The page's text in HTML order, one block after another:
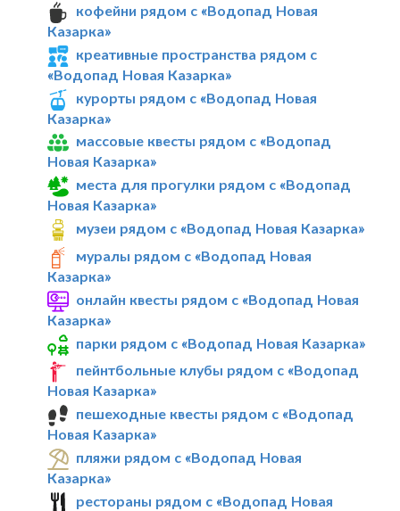
кофейни рядом с «Водопад Новая
Казарка»
креативные пространства рядом с
«Водопад Новая Казарка»
курорты рядом с «Водопад Новая
Казарка»
массовые квесты рядом с «Водопад
Новая Казарка»
места для прогулки рядом с «Водопад
Новая Казарка»
музеи рядом с «Водопад Новая Казарка»
муралы рядом с «Водопад Новая
Казарка»
онлайн квесты рядом с «Водопад Новая
Казарка»
парки рядом с «Водопад Новая Казарка»
пейнтбольные клубы рядом с «Водопад
Новая Казарка»
пешеходные квесты рядом с «Водопад
Новая Казарка»
пляжи рядом с «Водопад Новая
Казарка»
рестораны рядом с «Водопад Новая